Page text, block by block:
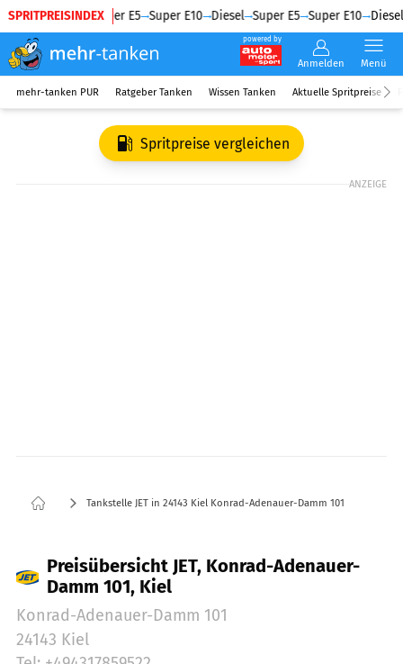
SPRITPREISINDEX
Diesel Super E5 Super E10 Diesel Super E5 Super E10 Diesel
powered by
Anmelden Menü
mehr-tanken PUR Ratgeber Tanken Wissen Tanken Aktuelle Spritpreise
Spritpreise vergleichen
ANZEIGE
Tankstelle JET in 24143 Kiel Konrad-Adenauer-Damm 101
Preisübersicht JET, Konrad-Adenauer-
Damm 101, Kiel
Konrad-Adenauer-Damm 101
24143 Kiel